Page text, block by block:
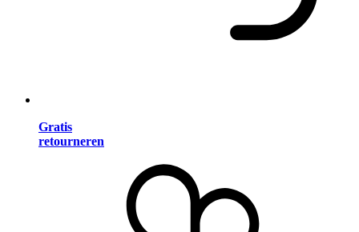
Gratis
retourneren